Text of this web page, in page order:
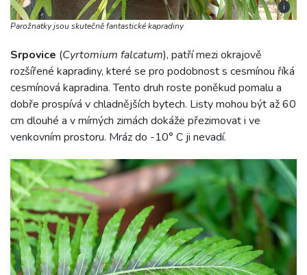
i
Parožnatky jsou skutečně fantastické kapradiny
Srpovice (Cyrtomium falcatum), patří mezi okrajově
rozšířené kapradiny, které se pro podobnost s cesmínou říká
cesmínová kapradina. Tento druh roste poněkud pomalu a
dobře prospívá v chladnějších bytech. Listy mohou být až 60
cm dlouhé a v mírných zimách dokáže přezimovat i ve
venkovním prostoru. Mráz do -10° C ji nevadí.